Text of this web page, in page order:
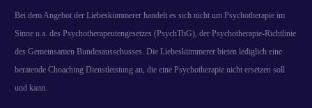
Bei dem Angebot der Liebeskümmerer handelt es sich nicht um Psychotherapie im
Sinne u.a. des Psychotherapeutengesetzes (PsychThG), der Psychotherapie-Richtlinie
des Gemeinsamen Bundesausschusses. Die Liebeskümmerer bieten lediglich eine
beratende Choaching Dienstleistung an, die eine Psychotherapie nicht ersetzen soll
und kann.